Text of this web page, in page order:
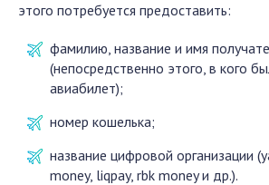
этого потребуется предоставить:
фамилию, название и имя
(непосредственно этого, в кого
авиабилет);
номер кошелька;
название цифровой организации
money, liqpay, rbk money и др.).